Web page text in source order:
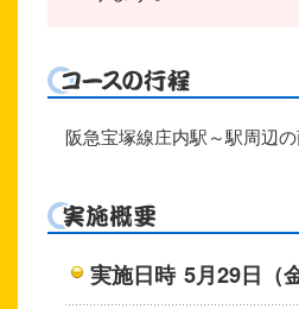
阪急宝塚線庄内駅～駅周辺
実施日時 5月29日（